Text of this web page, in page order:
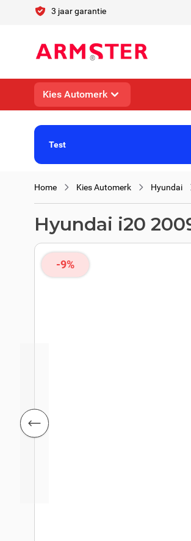
Ga naar de inhoud3 jaar garantie
Kies Automerk
Test
Home Kies Automerk Hyundai
Hyundai i20
-9%